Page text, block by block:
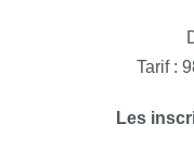
Tarif :
Les